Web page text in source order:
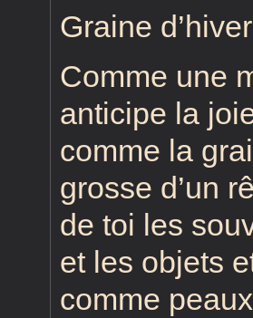
Graine d’hiver
Comme une
anticipe la
comme la
grosse d’un
de toi les
et les objets
comme